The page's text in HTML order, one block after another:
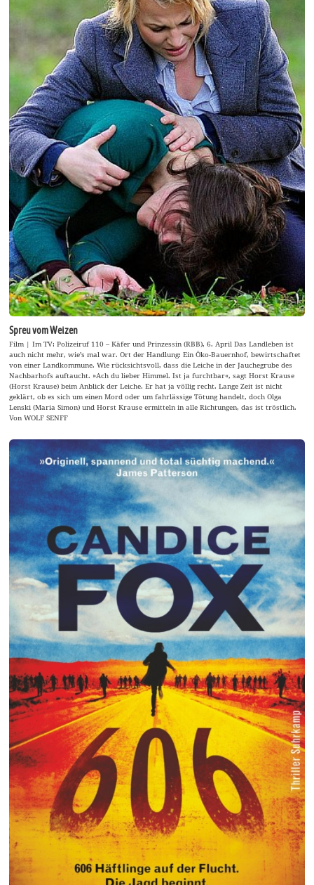
Spreu vom Weizen
Film | Im TV: Polizeiruf 110 – Käfer und Prinzessin (RBB), 6. April Das Landleben ist
auch nicht mehr, wie’s mal war. Ort der Handlung: Ein Öko-Bauernhof, bewirtschaftet
von einer Landkommune. Wie rücksichtsvoll, dass die Leiche in der Jauchegrube des
Nachbarhofs auftaucht. »Ach du lieber Himmel. Ist ja furchtbar«, sagt Horst Krause
(Horst Krause) beim Anblick der Leiche. Er hat ja völlig recht. Lange Zeit ist nicht
geklärt, ob es sich um einen Mord oder um fahrlässige Tötung handelt, doch Olga
Lenski (Maria Simon) und Horst Krause ermitteln in alle Richtungen, das ist tröstlich.
Von WOLF SENFF